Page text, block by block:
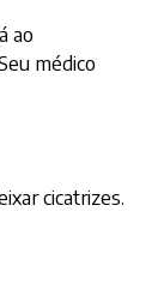
ao
médico
cicatrizes.